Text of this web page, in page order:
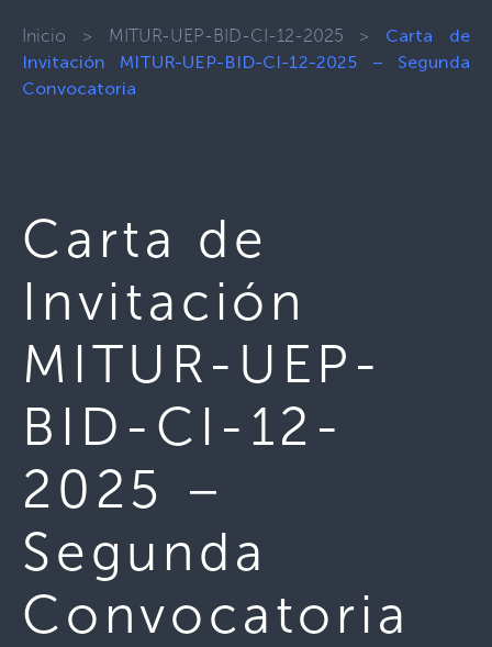
Inicio > MITUR-UEP-BID-CI-12-2025 > Carta de
Invitación MITUR-UEP-BID-CI-12-2025 – Segunda
Convocatoria
Carta de
Invitación
MITUR-UEP-
BID-CI-12-
2025 –
Segunda
Convocatoria